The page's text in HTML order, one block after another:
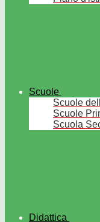
Scuole
Scuole
Scuole
Scuola
Didattica